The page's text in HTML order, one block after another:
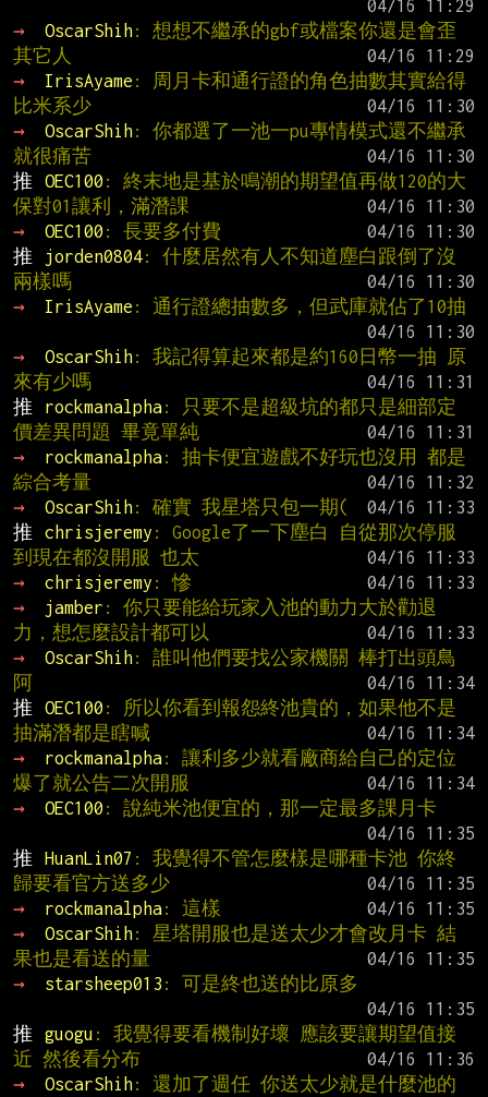
→
OscarShih: 想想不繼承的gbf或檔案你還是會歪
其它人
→
IrisAyame : 周月卡和通行證的角色抽數其實給得
比米系少
→
OscarShih: 你都選了一池一pu專情模式還不繼承
就很痛苦
推
OEC100 : 終末地是基於鳴潮的期望值再做120的大
保對01讓利，滿潛課
→
OEC100 : 長要多付費
推
jorden0804: 什麼居然有人不知道塵白跟倒了沒
兩樣嗎
→
IrisAyame : 通行證總抽數多，但武庫就佔了10抽
→
OscarShih: 我記得算起來都是約160日幣一抽 原
來有少嗎
推
rockmanalpha: 只要不是超級坑的都只是細部定
價差異問題 畢竟單純
→
rockmanalpha: 抽卡便宜遊戲不好玩也沒用 都是
綜合考量
→
OscarShih: 確實 我星塔只包一期(
推
chrisjeremy : Google了一下塵白 自從那次停服
到現在都沒開服 也太
→
chrisjeremy : 慘
→
jamber : 你只要能給玩家入池的動力大於勸退
力，想怎麼設計都可以
→
OscarShih: 誰叫他們要找公家機關 棒打出頭鳥
阿
推
OEC100 : 所以你看到報怨終池貴的，如果他不是
抽滿潛都是瞎喊
→
rockmanalpha: 讓利多少就看廠商給自己的定位
爆了就公告二次開服
→
OEC100 : 說純米池便宜的，那一定最多課月卡
推
HuanLin07 : 我覺得不管怎麼樣是哪種卡池 你終
歸要看官方送多少
→
rockmanalpha: 這樣
→
OscarShih: 星塔開服也是送太少才會改月卡 結
果也是看送的量
→
starsheep013 : 可是終也送的比原多
推
guogu : 我覺得要看機制好壞 應該要讓期望值接
近 然後看分布
→
OscarShih: 還加了週任 你送太少就是什麼池的